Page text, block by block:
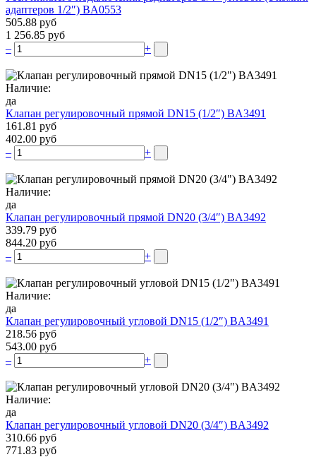
адаптеров 1/2″) BA0553
505.88 руб
1 256.85 руб
–
+
Наличие:
да
Клапан регулировочный прямой DN15 (1/2″) BA3491
161.81 руб
402.00 руб
–
+
Наличие:
да
Клапан регулировочный прямой DN20 (3/4″) BA3492
339.79 руб
844.20 руб
–
+
Наличие:
да
Клапан регулировочный угловой DN15 (1/2″) BA3491
218.56 руб
543.00 руб
–
+
Наличие:
да
Клапан регулировочный угловой DN20 (3/4″) BA3492
310.66 руб
771.83 руб